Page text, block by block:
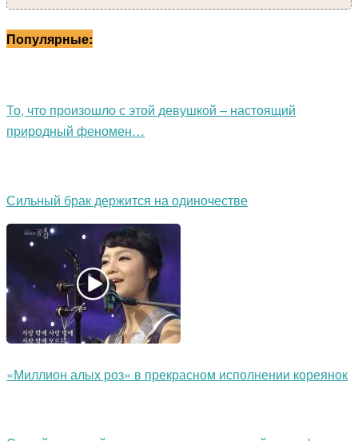
Популярные:
То, что произошло с этой девушкой – настоящий
природный феномен…
Сильный брак держится на одиночестве
«Миллион алых роз» в прекрасном исполнении кореянок